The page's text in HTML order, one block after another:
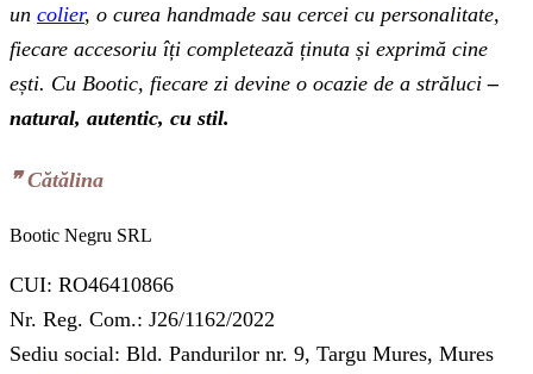
un colier, o curea handmade sau cercei cu personalitate,
fiecare accesoriu îți completează ținuta și exprimă cine
ești. Cu Bootic, fiecare zi devine o ocazie de a străluci –
natural, autentic, cu stil.
❞‬ Cătălina
Bootic Negru SRL
CUI: RO46410866
Nr. Reg. Com.: J26/1162/2022
Sediu social: Bld. Pandurilor nr. 9, Targu Mures, Mures